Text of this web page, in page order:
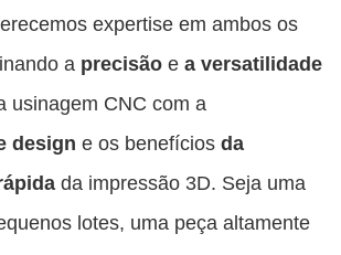
expertise em ambos os
a precisão e a versatilidade
usinagem CNC com a
design e os benefícios da
da impressão 3D. Seja uma
lotes, uma peça altamente